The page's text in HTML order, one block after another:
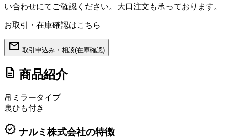
い合わせにてご確認ください。大口注文も承っております。
お取引・在庫確認はこちら
mail 取引申込み・相談(在庫確認)
description 商品紹介
吊ミラータイプ
裏ひも付き
verified ナルミ株式会社の特徴